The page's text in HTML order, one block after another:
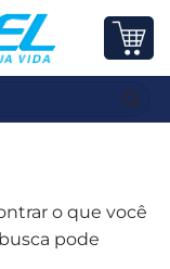
o que você
pode